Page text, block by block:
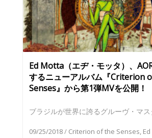
Ed Motta（エヂ・モッタ）、
するニューアルバム『Criterion
Senses』から第1弾MVを公開！
ブラジルが世界に誇るグルーヴ・マス
09/25/2018/ Criterion of the Senses,